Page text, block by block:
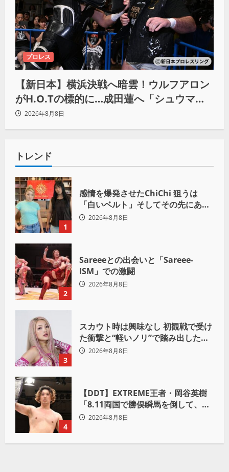
プロレス
【新日本】横浜決戦へ暗雲！ウルフアロン
がH.O.Tの標的に…成田蓮へ「シュウマイ
にしてやる」と怒り爆発
2026年8月8日
トレンド
1
感情を爆発させたChiChi 狙うは
「白いベルト」そしてその先にある
世界へ
2026年8月8日
2
Sareeeとの出会いと「Sareee-
ISM」での激闘
2026年8月8日
3
スカウト時は興味なし 初観戦で受け
た衝撃と“軽いノリ”で踏み出したプ
ロレスへの道
2026年8月8日
4
【DDT】EXTREME王者・岡谷英樹
「8.11両国で勝俣瞬馬を倒して、初
めて“本当の王者”になれる」
2026年8月8日